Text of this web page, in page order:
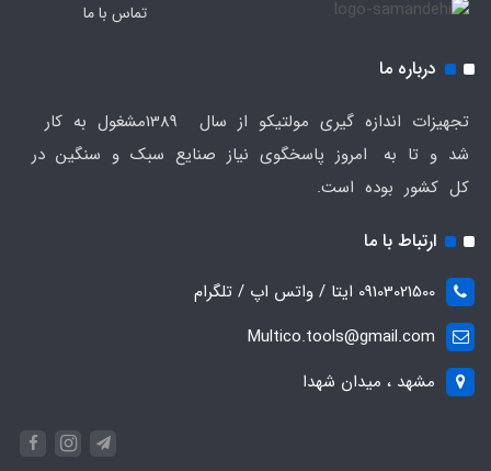
تماس با ما
درباره ما
تجهیزات اندازه گیری مولتیکو از سال 1389مشغول به کار
شد و تا به امروز پاسخگوی نیاز صنایع سبک و سنگین در
کل کشور بوده است.
ارتباط با ما
09103021500 ایتا / واتس اپ / تلگرام
Multico.tools@gmail.com
مشهد ، میدان شهدا